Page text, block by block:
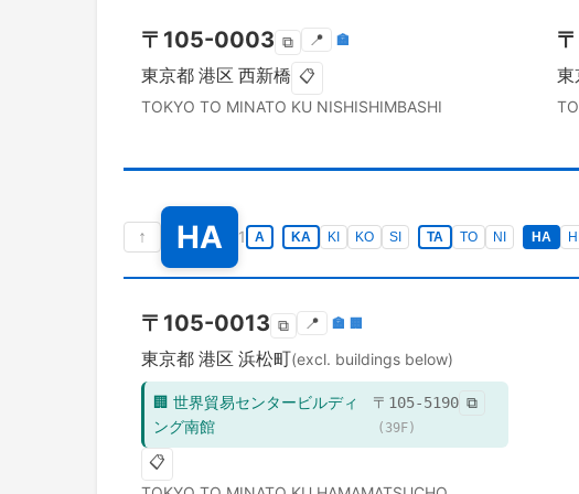
〒 105-0003 ⧉ 📍 🏣
東京都 港区 西新橋 📋
TOKYO TO MINATO KU NISHISHIMBASHI
〒
東
↑ HA 1 A KA KI KO SI TA TO NI HA HI
〒 105-0013 ⧉ 📍 🏣 🏢
東京都 港区 浜松町(excl. buildings below)
🏢 世界貿易センタービルディ
ング南館
〒 105-5190 ⧉
( 39F)
📋